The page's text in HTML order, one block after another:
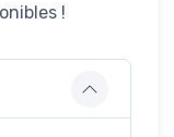
!